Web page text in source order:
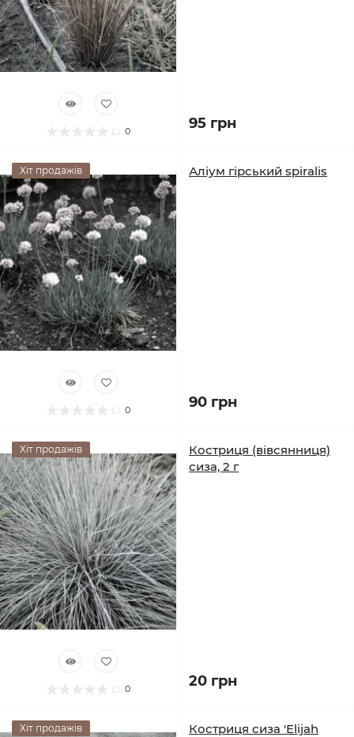
0 95 грн
Хіт продажів
0
Аліум гірський spiralis
90 грн
Хіт продажів
0
Костриця (вівсянниця)
сиза, 2 г
20 грн
Хіт продажів
Костриця сиза 'Elijah